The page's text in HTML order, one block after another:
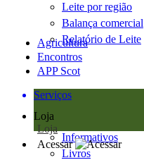
Leite por região
Balança comercial
Relatório de Leite
Agricultura
Encontros
APP Scot
Serviços
Loja
Loja
Informativos
Livros
Acessar